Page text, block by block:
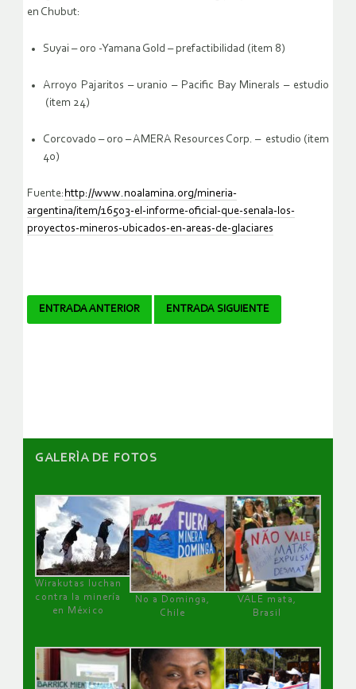
en Chubut:
Suyai – oro -Yamana Gold – prefactibilidad (item 8)
Arroyo Pajaritos – uranio – Pacific Bay Minerals – estudio
(item 24)
Corcovado – oro – AMERA Resources Corp. – estudio (item
40)
Fuente: http://www.noalamina.org/mineria-
argentina/item/16503-el-informe-oficial-que-senala-los-
proyectos-mineros-ubicados-en-areas-de-glaciares
Navegador
ENTRADA ANTERIOR ENTRADA SIGUIENTE
GALERÌA DE FOTOS
Wirakutas luchan
contra la minería
en México
No a Dominga,
Chile
VALE mata,
Brasil